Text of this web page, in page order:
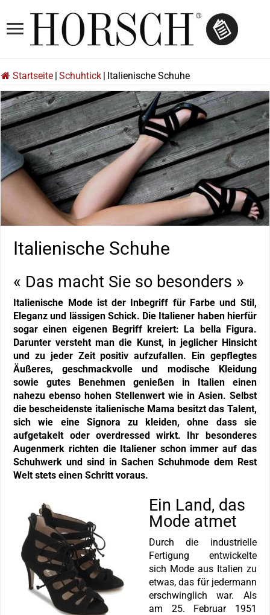
Startseite Schuhtick Italienische Schuhe
Italienische Schuhe
« Das macht Sie so besonders »
Italienische Mode ist der Inbegriff für Farbe und Stil,
Eleganz und lässigen Schick. Die Italiener haben hierfür
sogar einen eigenen Begriff kreiert: La bella Figura.
Darunter versteht man die Kunst, in jeglicher Hinsicht
und zu jeder Zeit positiv aufzufallen. Ein gepflegtes
Äußeres, geschmackvolle und modische Kleidung
sowie gutes Benehmen genießen in Italien einen
nahezu ebenso hohen Stellenwert wie in Asien. Selbst
die bescheidenste italienische Mama besitzt das Talent,
sich wie eine Signora zu kleiden, ohne dass sie
aufgetakelt oder overdressed wirkt. Ihr besonderes
Augenmerk richten die Italiener schon immer auf das
Schuhwerk und sind in Sachen Schuhmode dem Rest
Welt stets einen Schritt voraus.
Ein Land, das
Mode atmet
Durch die industrielle
Fertigung entwickelte
sich Mode aus Italien zu
etwas, das für jedermann
erschwinglich war. Als
am 25. Februar 1951